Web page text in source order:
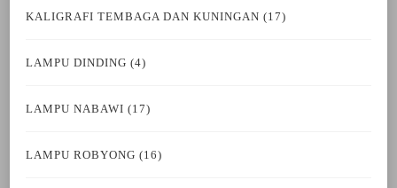
KALIGRAFI TEMBAGA DAN KUNINGAN (17)
LAMPU DINDING (4)
LAMPU NABAWI (17)
LAMPU ROBYONG (16)